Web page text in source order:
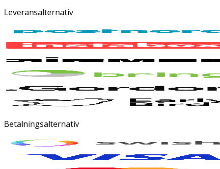
Leveransalternativ
Betalningsalternativ